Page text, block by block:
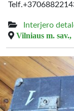
Interjero
Vilniaus m. sav.,